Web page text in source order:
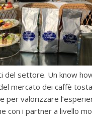
del settore. Un know
mercato dei caffè
per valorizzare
con i partner a livello